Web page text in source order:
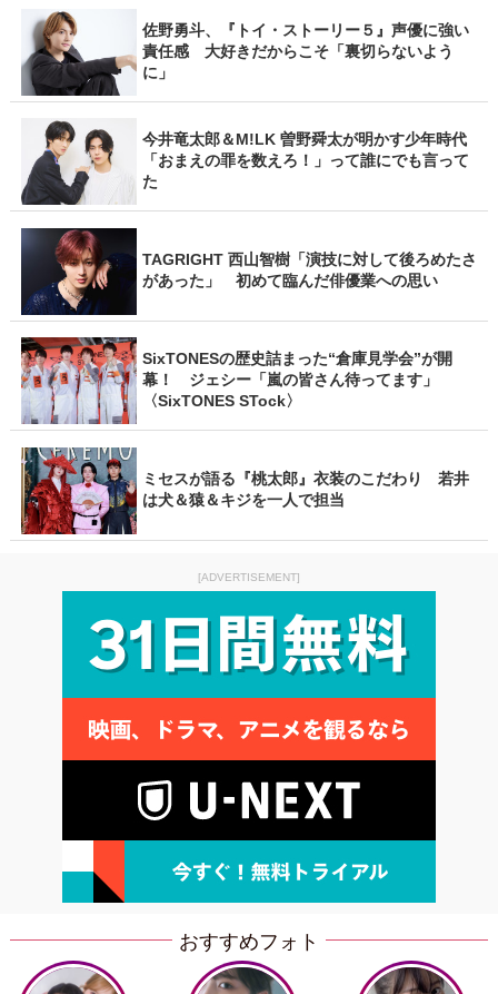
佐野勇斗、『トイ・ストーリー５』声優に強い
責任感 大好きだからこそ「裏切らないよう
に」
今井竜太郎＆M!LK 曽野舜太が明かす少年時代
「おまえの罪を数えろ！」って誰にでも言って
た
TAGRIGHT 西山智樹「演技に対して後ろめたさ
があった」 初めて臨んだ俳優業への思い
SixTONESの歴史詰まった“倉庫見学会”が開
幕！ ジェシー「嵐の皆さん待ってます」
〈SixTONES STock〉
ミセスが語る『桃太郎』衣装のこだわり 若井
は犬＆猿＆キジを一人で担当
[ADVERTISEMENT]
おすすめフォト